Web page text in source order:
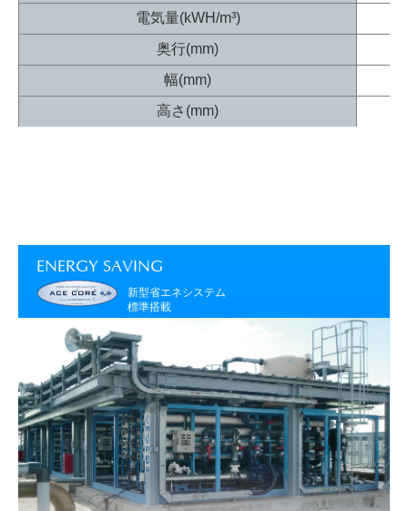
電気量(kWH/m³)
奥行(mm)
幅(mm)
高さ(mm)
ENERGY SAVING
新型省エネシステム
標準搭載